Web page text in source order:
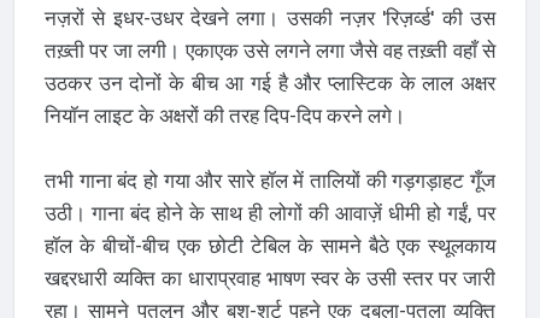
नज़रों से इधर-उधर देखने लगा। उसकी नज़र 'रिज़र्व्ड' की उस
तख़्ती पर जा लगी। एकाएक उसे लगने लगा जैसे वह तख़्ती वहाँ से
उठकर उन दोनों के बीच आ गई है और प्लास्टिक के लाल अक्षर
नियॉन लाइट के अक्षरों की तरह दिप-दिप करने लगे।
तभी गाना बंद हो गया और सारे हॉल में तालियों की गड़गड़ाहट गूँज
उठी। गाना बंद होने के साथ ही लोगों की आवाज़ें धीमी हो गईं, पर
हॉल के बीचों-बीच एक छोटी टेबिल के सामने बैठे एक स्थूलकाय
खद्दरधारी व्यक्ति का धाराप्रवाह भाषण स्वर के उसी स्तर पर जारी
रहा। सामने पतलून और बुश-शर्ट पहने एक दुबला-पतला व्यक्ति